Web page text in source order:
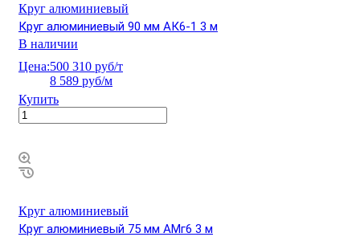
Круг алюминиевый
Круг алюминиевый 90 мм АК6-1 3 м
В наличии
Цена:500 310 руб/т
8 589 руб/м
Купить
Круг алюминиевый
Круг алюминиевый 75 мм АМг6 3 м